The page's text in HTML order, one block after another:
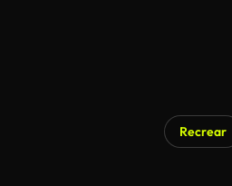
Recrear